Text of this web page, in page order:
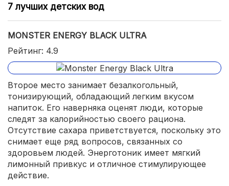
7 лучших детских вод
MONSTER ENERGY BLACK ULTRA
Рейтинг: 4.9
Второе место занимает безалкогольный,
тонизирующий, обладающий легким вкусом
напиток. Его наверняка оценят люди, которые
следят за калорийностью своего рациона.
Отсутствие сахара приветствуется, поскольку это
снимает еще ряд вопросов, связанных со
здоровьем людей. Энерготоник имеет мягкий
лимонный привкус и отличное стимулирующее
действие.